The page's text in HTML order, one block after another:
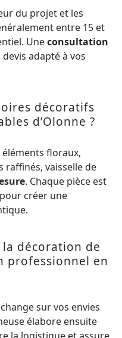
du projet et les
entre 15 et
Uneconsultation
adapté à vos
décoratifs
d’Olonne ?
éléments floraux,
raffinés, vaisselle de
. Chaque pièce est
créer une
décoration de
professionnel en
sur vos envies
élabore ensuite
la logistique et assure